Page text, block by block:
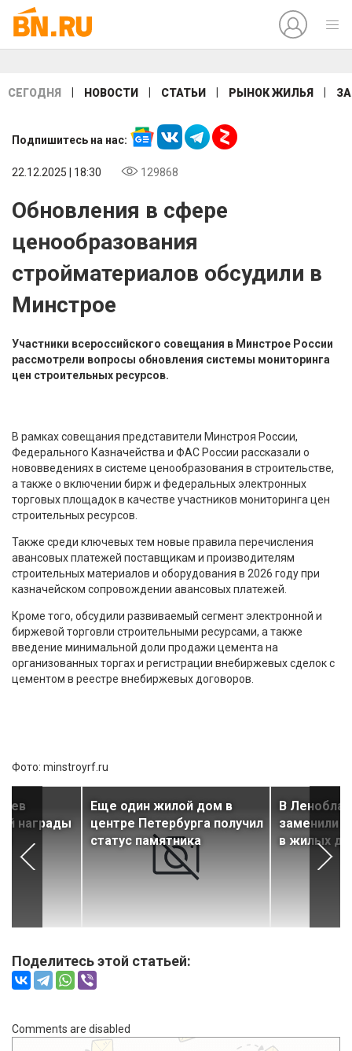
СЕГОДНЯ НОВОСТИ СТАТЬИ РЫНОК ЖИЛЬЯ
Подпишитесь на нас:
22.12.2025 | 18:30 129868
Обновления в сфере
ценообразования
стройматериалов обсудили в
Минстрое
Участники всероссийского совещания в Минстрое России
рассмотрели вопросы обновления системы мониторинга
цен строительных ресурсов.
В рамках совещания представители Минстроя России,
Федерального Казначейства и ФАС России рассказали о
нововведениях в системе ценообразования в строительстве,
а также о включении бирж и федеральных электронных
торговых площадок в качестве участников мониторинга цен
строительных ресурсов.
Также среди ключевых тем новые правила перечисления
авансовых платежей поставщикам и производителям
строительных материалов и оборудования в 2026 году при
казначейском сопровождении авансовых платежей.
Кроме того, обсудили развиваемый сегмент электронной и
биржевой торговли строительными ресурсами, а также
введение минимальной доли продажи цемента на
организованных торгах и регистрации внебиржевых сделок с
цементом в реестре внебиржевых договоров.
Фото: minstroyrf.ru
награды
Еще один жилой дом в
центре Петербурга получил
статус памятника
В
заменили
в жилых
Поделитесь этой статьей:
Comments are disabled